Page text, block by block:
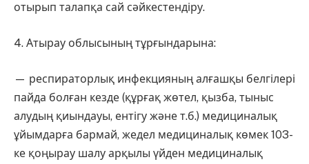
отырып талапқа сай сәйкестендіру.
4. Атырау облысының тұрғындарына:
— респираторлық инфекцияның алғашқы белгілері
пайда болған кезде (құрғақ жөтел, қызба, тыныс
алудың қиындауы, ентігу және т.б.) медициналық
ұйымдарға бармай, жедел медициналық көмек 103-
ке қоңырау шалу арқылы үйден медициналық